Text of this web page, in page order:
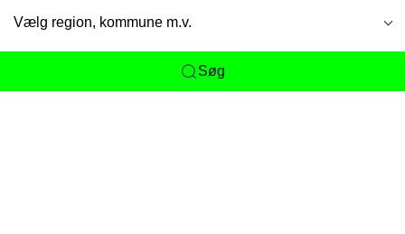
Vælg region, kommune m.v.
Søg